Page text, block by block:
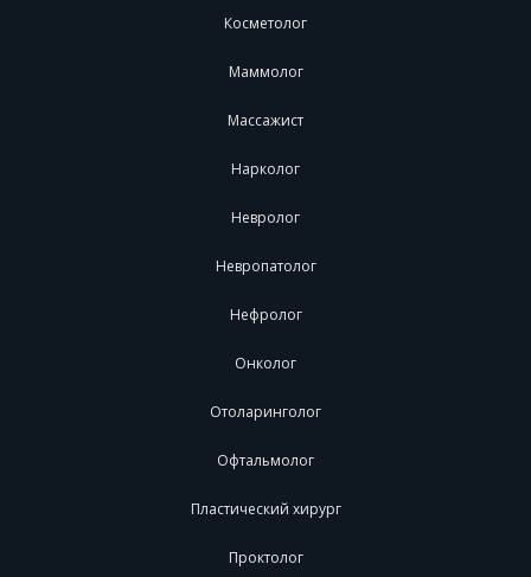
Косметолог
Маммолог
Массажист
Нарколог
Невролог
Невропатолог
Нефролог
Онколог
Отоларинголог
Офтальмолог
Пластический хирург
Проктолог